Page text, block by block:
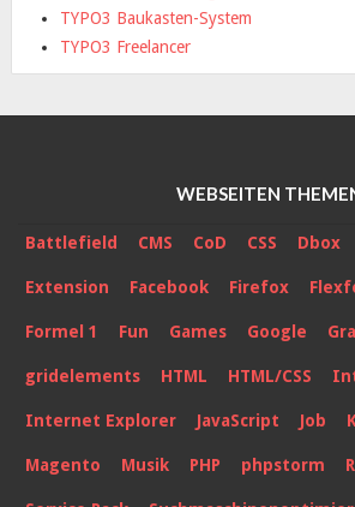
TYPO3 Baukasten-System
TYPO3 Freelancer
WEBSEITEN
Battlefield CMS CoD CSS Dbox
Extension Facebook Firefox
Formel 1 Fun Games Google
gridelements HTML HTML/CSS
Internet Explorer JavaScript Job
Magento Musik PHP phpstorm